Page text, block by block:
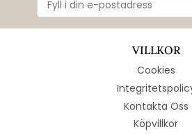
VILLKOR
Cookies
Kontakta Oss
Köpvillkor